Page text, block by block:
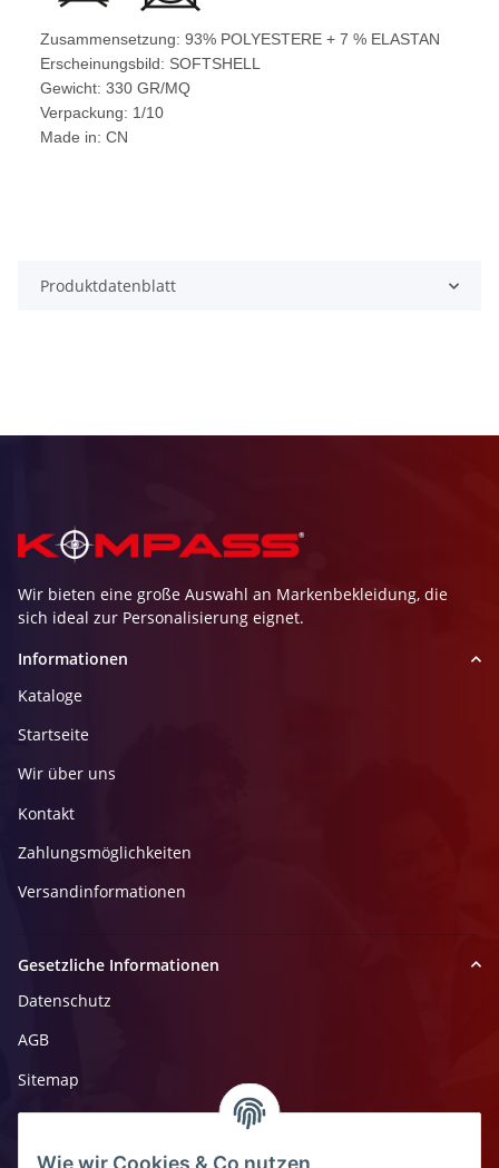
Zusammensetzung: 93% POLYESTERE + 7 % ELASTAN
Erscheinungsbild: SOFTSHELL
Gewicht: 330 GR/MQ
Verpackung: 1/10
Made in: CN
Produktdatenblatt
Wir bieten eine große Auswahl an Markenbekleidung, die
sich ideal zur Personalisierung eignet.
Informationen
Kataloge
Startseite
Wir über uns
Kontakt
Zahlungsmöglichkeiten
Versandinformationen
Gesetzliche Informationen
Datenschutz
AGB
Sitemap
Impressum
Widerrufsrecht